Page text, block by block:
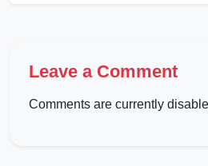
Leave a Comment
Comments are currently